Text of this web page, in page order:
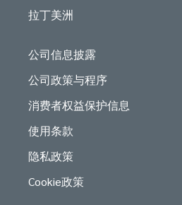
拉丁美洲
公司信息披露
公司政策与程序
消费者权益保护信息
使用条款
隐私政策
Cookie政策